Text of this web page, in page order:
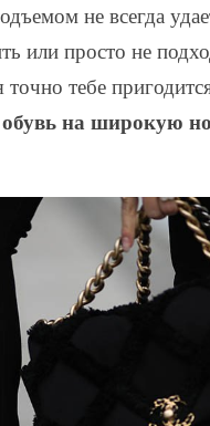
не всегда
или просто не
точно тебе
на широкую